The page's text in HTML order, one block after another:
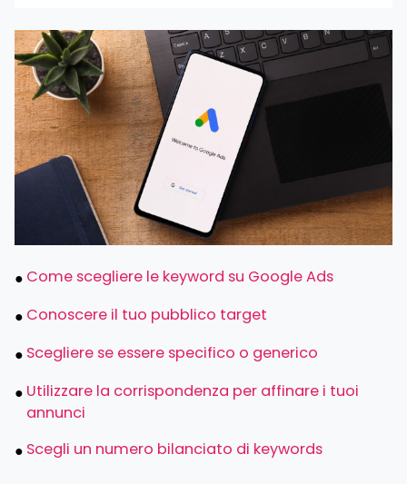
Come scegliere le keyword su Google Ads
Conoscere il tuo pubblico target
Scegliere se essere specifico o generico
Utilizzare la corrispondenza per affinare i tuoi
annunci
Scegli un numero bilanciato di keywords